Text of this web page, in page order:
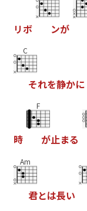
リボ ンが
C
それを静かに
時
F
が止まる
Am
君とは長い